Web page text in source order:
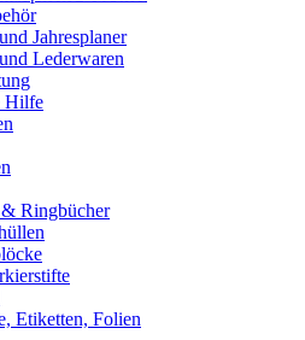
Jahresplaner
Lederwaren
Hilfe
Ringbücher
Etiketten, Folien